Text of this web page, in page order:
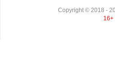
Copyright © 2018 -
16+